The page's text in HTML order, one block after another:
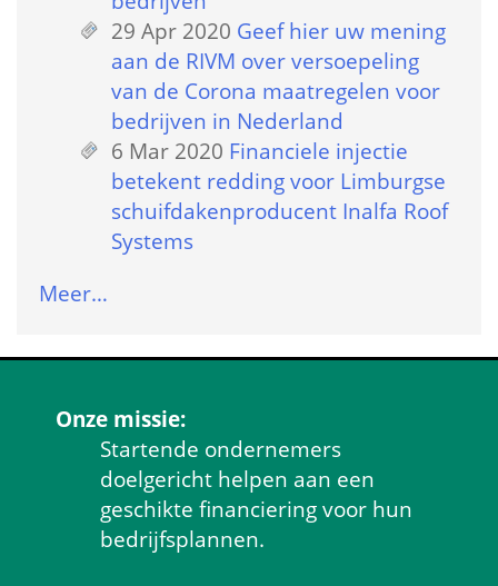
29 Apr 2020 Geef hier uw mening
aan de RIVM over versoepeling
van de Corona maatregelen voor
bedrijven in Nederland
6 Mar 2020 Financiele injectie
betekent redding voor Limburgse
schuifdakenproducent Inalfa Roof
Systems
Meer…
Onze missie:
Startende ondernemers
doelgericht helpen aan een
geschikte financiering voor hun
bedrijfsplannen.